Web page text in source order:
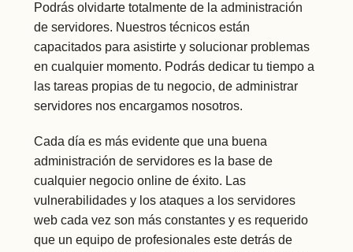
Podrás olvidarte totalmente de la administración
de servidores. Nuestros técnicos están
capacitados para asistirte y solucionar problemas
en cualquier momento. Podrás dedicar tu tiempo a
las tareas propias de tu negocio, de administrar
servidores nos encargamos nosotros.
Cada día es más evidente que una buena
administración de servidores es la base de
cualquier negocio online de éxito. Las
vulnerabilidades y los ataques a los servidores
web cada vez son más constantes y es requerido
que un equipo de profesionales este detrás de